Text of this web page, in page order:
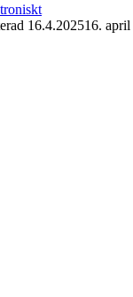
16.4.202516.